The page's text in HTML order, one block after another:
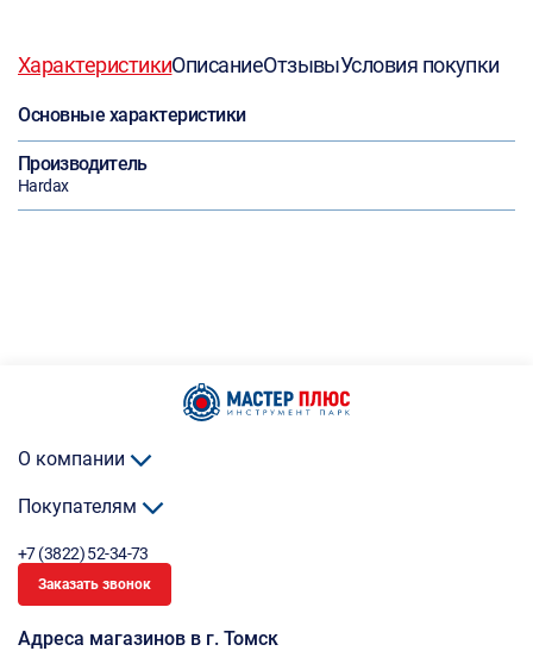
ХарактеристикиОписаниеОтзывыУсловия покупки
Основные характеристики
Производитель
Hardax
О компании
Покупателям
+7 (3822) 52-34-73
Заказать звонок
Адреса магазинов в г. Томск